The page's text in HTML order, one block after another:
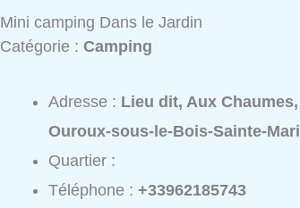
Mini camping Dans le Jardin
Catégorie :Camping
Adresse : Lieu dit, Aux Chaumes,
Ouroux-sous-le-Bois-Sainte-
Quartier :
Téléphone :+33962185743